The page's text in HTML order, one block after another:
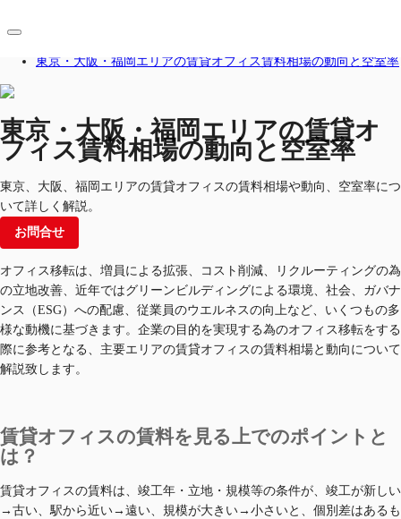
オフィス・事務所
倉庫・物流センター
地図検索
記事
仲介会社様はこちらへ
お気に入り
お電話 お問合せ
東京・大阪・福岡エリアの賃貸オフィス賃料相場の動向と空室率
東京・大阪・福岡エリアの賃貸オ
フィス賃料相場の動向と空室率
東京、大阪、福岡エリアの賃貸オフィスの賃料相場や動向、空室率につ
いて詳しく解説。
お問合せ
オフィス移転は、増員による拡張、コスト削減、リクルーティングの為
の立地改善、近年ではグリーンビルディングによる環境、社会、ガバナ
ンス（ESG）への配慮、従業員のウエルネスの向上など、いくつもの多
様な動機に基づきます。企業の目的を実現する為のオフィス移転をする
際に参考となる、主要エリアの賃貸オフィスの賃料相場と動向について
解説致します。​
賃貸オフィスの賃料を見る上でのポイントと
は？
賃貸オフィスの賃料は、竣工年・立地・規模等の条件が、竣工が新しい
→古い、駅から近い→遠い、規模が大きい→小さいと、個別差はあるも